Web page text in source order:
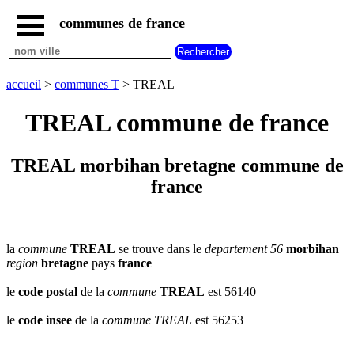
accueil
communes
regions
communes
par
A B C D E F
G
H
I J K L M
N
O
P Q R S T
U
V
W X Y Z
communes de france
accueil > communes T > TREAL
TREAL commune de france
TREAL morbihan bretagne commune de
france
la commune TREAL se trouve dans le departement 56 morbihan
region bretagne pays france
le code postal de la commune TREAL est 56140
le code insee de la commune TREAL est 56253